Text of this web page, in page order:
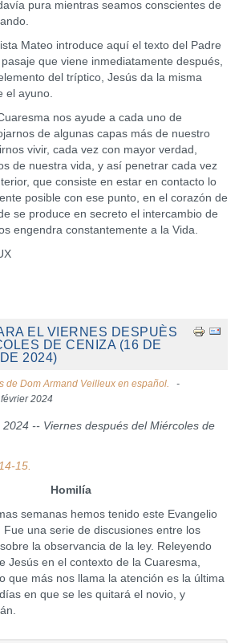
pura mientras seamos conscientes de
introduce aquí el texto del Padre
que viene inmediatamente después,
del tríptico, Jesús da la misma
el ayuno.
nos ayude a cada uno de
de algunas capas más de nuestro
vivir, cada vez con mayor verdad,
de nuestra vida, y así penetrar cada vez
que consiste en estar en contacto lo
posible con ese punto, en el corazón de
se produce en secreto el intercambio de
engendra constantemente a la Vida.
EL VIERNES DESPUÈS
DE CENIZA (16 DE
2024)
de Dom Armand Veilleux en español.
2024
-- Viernes después del Miércoles de
15.
Homilía
hemos tenido este Evangelio
una serie de discusiones entre los
la observancia de la ley. Releyendo
Jesús en el contexto de la Cuaresma,
que más nos llama la atención es la última
en que se les quitará el novio, y